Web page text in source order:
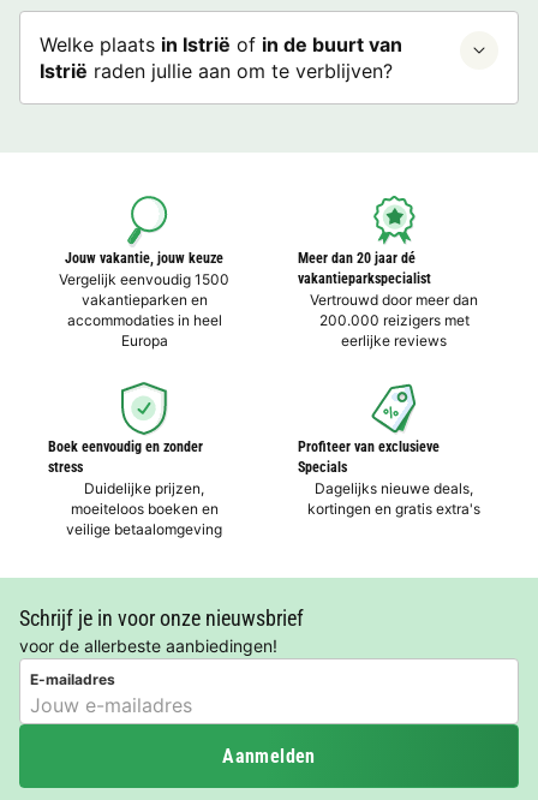
Welke plaats in Istrië of in de buurt van
Istrië raden jullie aan om te verblijven?
Jouw vakantie, jouw keuze
Vergelijk eenvoudig 1500
vakantieparken en
accommodaties in heel
Europa
Meer dan 20 jaar dé
vakantieparkspecialist
Vertrouwd door meer dan
200.000 reizigers met
eerlijke reviews
Boek eenvoudig en zonder
stress
Duidelijke prijzen,
moeiteloos boeken en
veilige betaalomgeving
Profiteer van exclusieve
Specials
Dagelijks nieuwe deals,
kortingen en gratis extra's
Schrijf je in voor onze nieuwsbrief
voor de allerbeste aanbiedingen!
E-mailadres
Aanmelden